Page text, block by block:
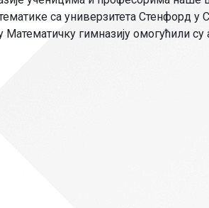
са универзитета Стенфорд
гимназију омогућили